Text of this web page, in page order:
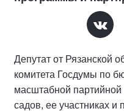
Депутат от Рязанской
комитета Госдумы по
масштабной партийной
садов, ее участниках и